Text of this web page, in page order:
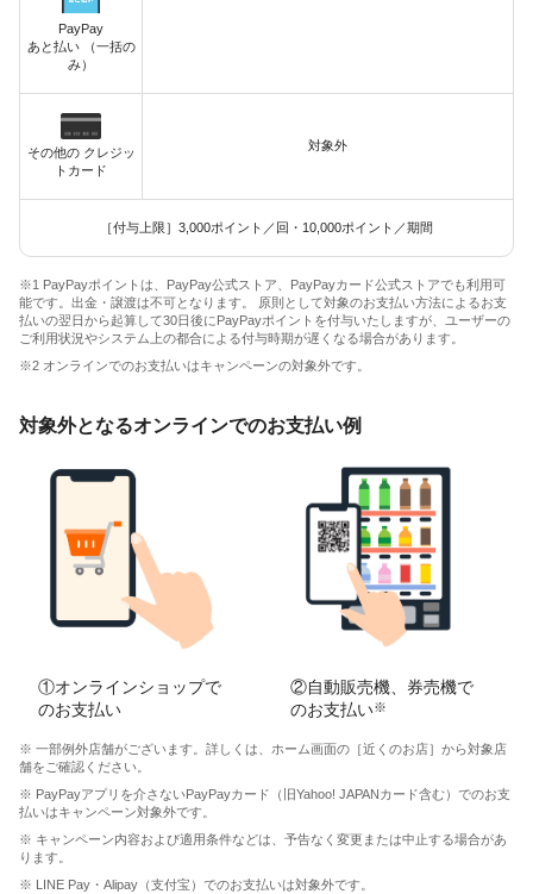
PayPay
あと払い （一括の
み）
その他の クレジッ
トカード
対象外
［付与上限］3,000ポイント／回・10,000ポイント／期間
※1 PayPayポイントは、PayPay公式ストア、PayPayカード公式ストアでも利用可
能です。出金・譲渡は不可となります。 原則として対象のお支払い方法によるお支
払いの翌日から起算して30日後にPayPayポイントを付与いたしますが、ユーザーの
ご利用状況やシステム上の都合による付与時期が遅くなる場合があります。
※2 オンラインでのお支払いはキャンペーンの対象外です。
対象外となるオンラインでのお支払い例
①オンラインショップで
のお支払い
②自動販売機、券売機で
のお支払い※
※ 一部例外店舗がございます。詳しくは、ホーム画面の［近くのお店］から対象店
舗をご確認ください。
※ PayPayアプリを介さないPayPayカード（旧Yahoo! JAPANカード含む）でのお支
払いはキャンペーン対象外です。
※ キャンペーン内容および適用条件などは、予告なく変更または中止する場合があ
ります。
※ LINE Pay・Alipay（支付宝）でのお支払いは対象外です。